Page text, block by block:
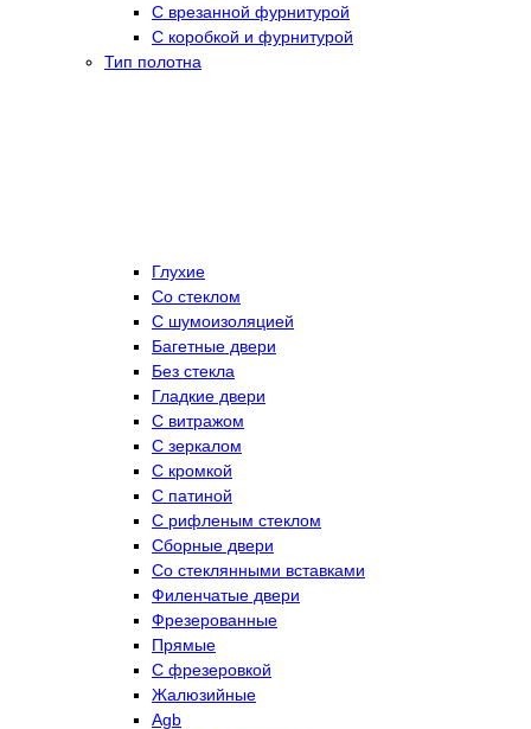
С врезанной фурнитурой
С коробкой и фурнитурой
Тип полотна
Глухие
Со стеклом
C шумоизоляцией
Багетные двери
Без стекла
Гладкие двери
С витражом
С зеркалом
С кромкой
С патиной
С рифленым стеклом
Сборные двери
Со стеклянными вставками
Филенчатые двери
Фрезерованные
Прямые
С фрезеровкой
Жалюзийные
Agb